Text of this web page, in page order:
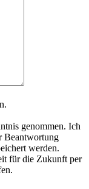
genommen. Ich
Beantwortung
werden.
für die Zukunft per